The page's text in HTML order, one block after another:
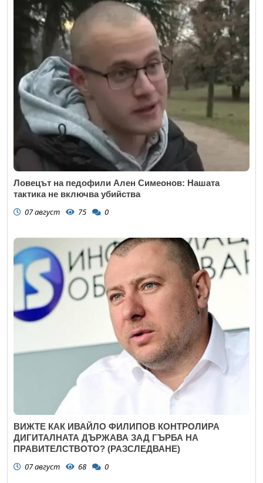
Ловецът на педофили Ален Симеонов: Нашата
тактика не включва убийства
07 август 75 0
ВИЖТЕ КАК ИВАЙЛО ФИЛИПОВ КОНТРОЛИРА
ДИГИТАЛНАТА ДЪРЖАВА ЗАД ГЪРБА НА
ПРАВИТЕЛСТВОТО? (РАЗСЛЕДВАНЕ)
07 август 68 0